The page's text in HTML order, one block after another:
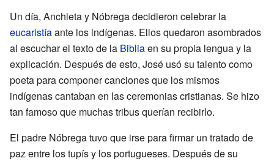
Un día, Anchieta y Nóbrega decidieron celebrar la
eucaristíaante los indígenas. Ellos quedaron asombrados
al escuchar el texto de la Bibliaen su propia lengua y la
explicación. Después de esto, José usó su talento como
poeta para componer canciones que los mismos
indígenas cantaban en las ceremonias cristianas. Se hizo
tan famoso que muchas tribus querían recibirlo.
El padre Nóbrega tuvo que irse para firmar un tratado de
paz entre los tupís y los portugueses. Después de su